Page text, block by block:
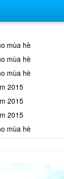
mùa hè
mùa hè
mùa hè
2015
2015
2015
mùa hè